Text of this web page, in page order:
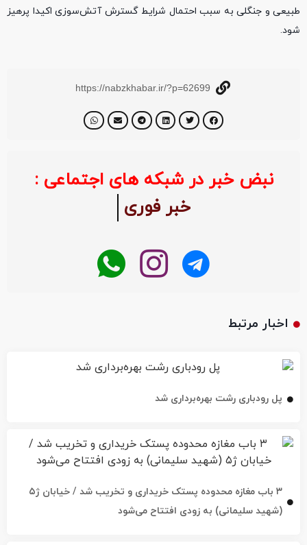
طبیعی و جنگلی به سبب احتمال شرایط گسترش آتش‌سوزی اکیدا پرهیز
شود.
https://nabzkhabar.ir/?p=62699
نبض خبر در شبکه های اجتماعی :
خبر فوری
اخبار مرتبط
پل رودباری رشت بهره‌برداری شد
۳ باب مغازه محدوده پستک خریداری و تخریب شد / خیابان ژ۵
(شهید سلیمانی) به زودی افتتاح می‌شود